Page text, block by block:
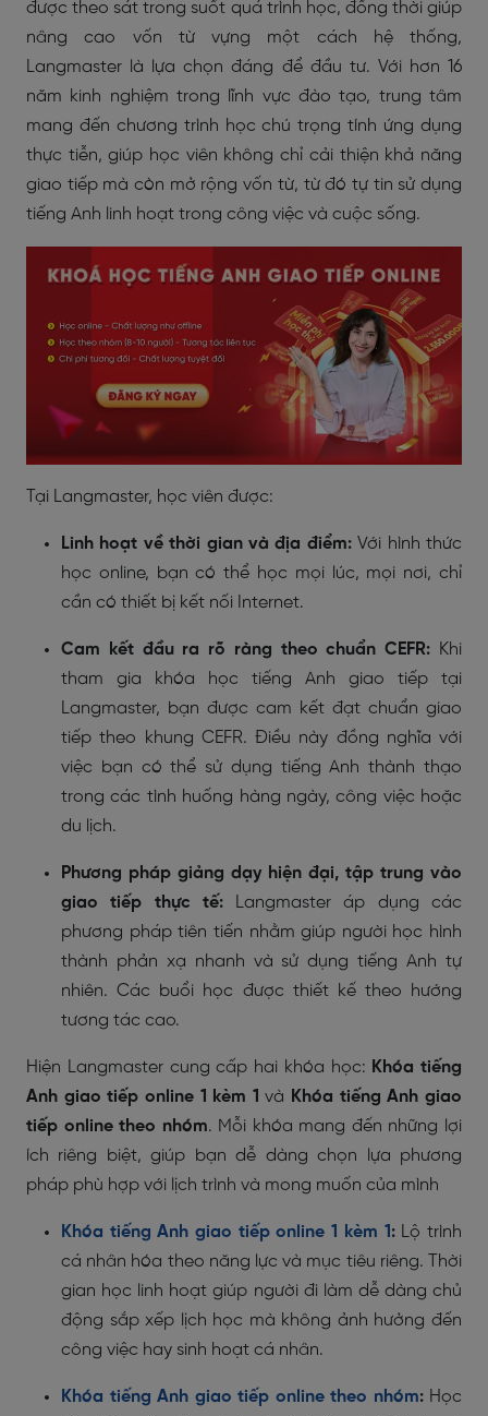
được theo sát trong suốt quá trình học, đồng thời giúp
nâng cao vốn từ vựng một cách hệ thống,
Langmaster là lựa chọn đáng để đầu tư. Với hơn 16
năm kinh nghiệm trong lĩnh vực đào tạo, trung tâm
mang đến chương trình học chú trọng tính ứng dụng
thực tiễn, giúp học viên không chỉ cải thiện khả năng
giao tiếp mà còn mở rộng vốn từ, từ đó tự tin sử dụng
tiếng Anh linh hoạt trong công việc và cuộc sống.
Tại Langmaster, học viên được:
Linh hoạt về thời gian và địa điểm:Với hình thức
học online, bạn có thể học mọi lúc, mọi nơi, chỉ
cần có thiết bị kết nối Internet.
Cam kết đầu ra rõ ràng theo chuẩn CEFR: Khi
tham gia khóa học tiếng Anh giao tiếp tại
Langmaster, bạn được cam kết đạt chuẩn giao
tiếp theo khung CEFR. Điều này đồng nghĩa với
việc bạn có thể sử dụng tiếng Anh thành thạo
trong các tình huống hàng ngày, công việc hoặc
du lịch.
Phương pháp giảng dạy hiện đại, tập trung vào
giao tiếp thực tế:Langmaster áp dụng các
phương pháp tiên tiến nhằm giúp người học hình
thành phản xạ nhanh và sử dụng tiếng Anh tự
nhiên. Các buổi học được thiết kế theo hướng
tương tác cao.
Hiện Langmaster cung cấp hai khóa học: Khóa tiếng
Anh giao tiếp online 1 kèm 1 và Khóa tiếng Anh giao
tiếp online theo nhóm. Mỗi khóa mang đến những lợi
ích riêng biệt, giúp bạn dễ dàng chọn lựa phương
pháp phù hợp với lịch trình và mong muốn của mình
Khóa tiếng Anh giao tiếp online 1 kèm 1 :Lộ trình
cá nhân hóa theo năng lực và mục tiêu riêng. Thời
gian học linh hoạt giúp người đi làm dễ dàng chủ
động sắp xếp lịch học mà không ảnh hưởng đến
công việc hay sinh hoạt cá nhân.
Khóa tiếng Anh giao tiếp online theo nhóm:Học